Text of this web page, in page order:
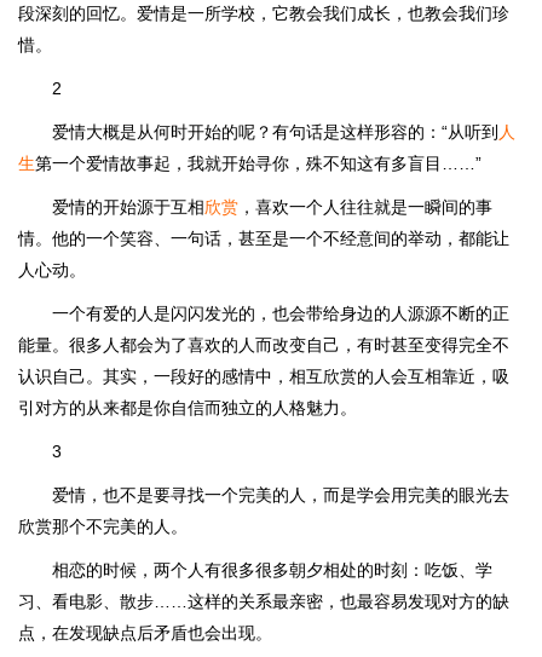
段深刻的回忆。爱情是一所学校，它教会我们成长，也教会我们珍
惜。
2
爱情大概是从何时开始的呢？有句话是这样形容的：“从听到 人
生第一个爱情故事起，我就开始寻你，殊不知这有多盲目……”
爱情的开始源于互相欣赏 ，喜欢一个人往往就是一瞬间的事
情。他的一个笑容、一句话，甚至是一个不经意间的举动，都能让
人心动。
一个有爱的人是闪闪发光的，也会带给身边的人源源不断的正
能量。很多人都会为了喜欢的人而改变自己，有时甚至变得完全不
认识自己。其实，一段好的感情中，相互欣赏的人会互相靠近，吸
引对方的从来都是你自信而独立的人格魅力。
3
爱情，也不是要寻找一个完美的人，而是学会用完美的眼光去
欣赏那个不完美的人。
相恋的时候，两个人有很多很多朝夕相处的时刻：吃饭、学
习、看电影、散步……这样的关系最亲密，也最容易发现对方的缺
点，在发现缺点后矛盾也会出现。